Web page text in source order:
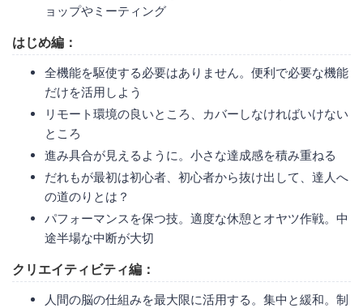
ョップやミーティング
はじめ編：
全機能を駆使する必要はありません。便利で必要な機能
だけを活用しよう
リモート環境の良いところ、カバーしなければいけない
ところ
進み具合が見えるように。小さな達成感を積み重ねる
だれもが最初は初心者、初心者から抜け出して、達人へ
の道のりとは？
パフォーマンスを保つ技。適度な休憩とオヤツ作戦。中
途半場な中断が大切
クリエイティビティ編：
人間の脳の仕組みを最大限に活用する。集中と緩和。制